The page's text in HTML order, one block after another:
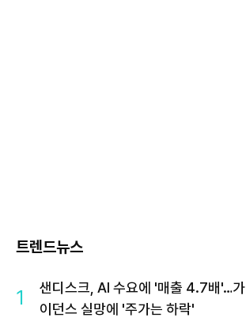
트렌드뉴스
1
샌디스크, AI 수요에 '매출 4.7배'…가
이던스 실망에 '주가는 하락'